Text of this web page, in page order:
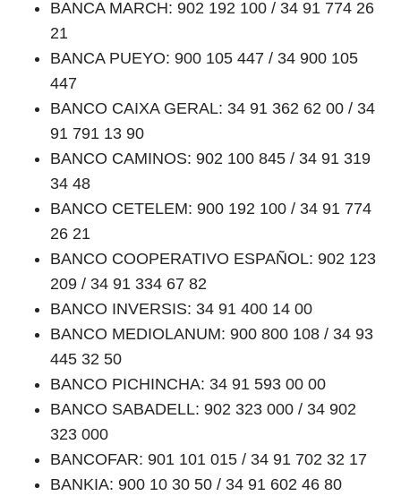
BANCA MARCH: 902 192 100 / 34 91 774 26
21
BANCA PUEYO: 900 105 447 / 34 900 105
447
BANCO CAIXA GERAL: 34 91 362 62 00 / 34
91 791 13 90
BANCO CAMINOS: 902 100 845 / 34 91 319
34 48
BANCO CETELEM: 900 192 100 / 34 91 774
26 21
BANCO COOPERATIVO ESPAÑOL: 902 123
209 / 34 91 334 67 82
BANCO INVERSIS: 34 91 400 14 00
BANCO MEDIOLANUM: 900 800 108 / 34 93
445 32 50
BANCO PICHINCHA: 34 91 593 00 00
BANCO SABADELL: 902 323 000 / 34 902
323 000
BANCOFAR: 901 101 015 / 34 91 702 32 17
BANKIA: 900 10 30 50 / 34 91 602 46 80